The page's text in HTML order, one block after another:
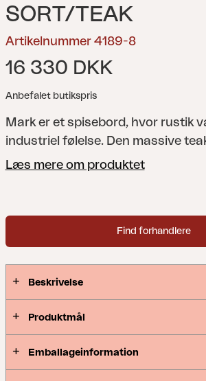
SORT/TEAK
Artikelnummer 4189-8
16 330 DKK
Anbefalet butikspris
Mark er et spisebord, hvor rustik
industriel følelse. Den massive
kombineret med krydsben i
overflader.
Læs mere om produktet
Find forhandlere
Beskrivelse
Produktmål
Emballageinformation